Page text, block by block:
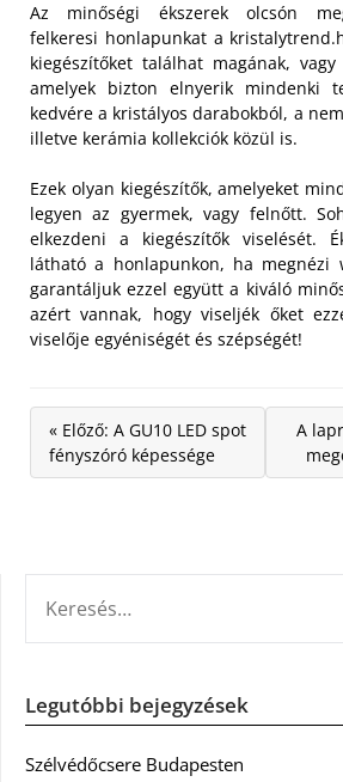
Az minőségi ékszerek olcsón
felkeresi honlapunkat a
kiegészítőket találhat magának,
amelyek bizton elnyerik mindenki
kedvére a kristályos darabokból, a
illetve kerámia kollekciók közül is.
Ezek olyan kiegészítők, amelyeket
legyen az gyermek, vagy felnőtt.
elkezdeni a kiegészítők viselését.
látható a honlapunkon, ha megnézi
garantáljuk ezzel együtt a kiváló
azért vannak, hogy viseljék őket
viselője egyéniségét és szépségét!
« Előző: A GU10 LED spot
fényszóró képessége
A
Legutóbbi bejegyzések
Szélvédőcsere Budapesten